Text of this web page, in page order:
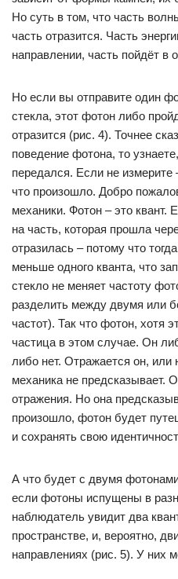
Но суть в том, что часть
часть отразится. Часть
направлении, часть пойдёт в
Но если вы отправите один
стекла, этот фотон либо
отразится (рис. 4). Точнее
поведение фотона, то
передался. Если не измерите
что произошло. Добро
механики. Фотон – это квант.
на часть, которая прошла
отразилась – потому что
меньше одного кванта, что
стекло не меняет частоту
разделить между двумя или
частот). Так что фотон, хотя
частица в этом случае. Он
либо нет. Отражается он, или
механика не предсказывает.
отражения. Но она
произошло, фотон будет
и сохранять свою
А что будет с двумя
если фотоны испущены в
наблюдатель увидит два
пространстве, и, вероятно,
направлениях (рис. 5). У них